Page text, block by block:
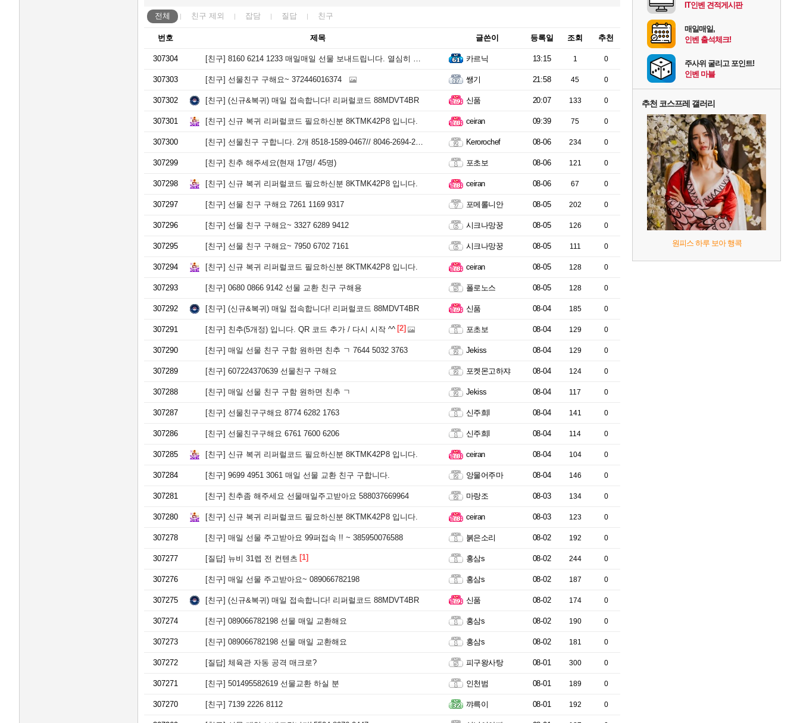
평
수
인
경
백
시
니
자
평
브
인
티
르
오
모
델
하
우
스
양
주
옥
정
티
포
인
대
수
인
이
트
성
산
루
시
니
처
4
7
전체 친구 제외 잡담 질답 친구
번호 제목 글쓴이 등록일 조회 추천
307304 [친구] 8160 6214 1233 매일매일 선물 보내드립니다. 열심히 할께요. 카르닉 13:15 1 0
307303 [친구] 선물친구 구해요~ 372446016374 쌩기 21:58 45 0
307302 [친구] (신규&복귀) 매일 접속합니다! 리퍼럴코드 88MDVT4BR 신품 20:07 133 0
307301 [친구] 신규 복귀 리퍼럴코드 필요하신분 8KTMK42P8 입니다. ceiran 09:39 75 0
307300 [친구] 선물친구 구합니다. 2개 8518-1589-0467// 8046-2694-2698 Kerorochef 08-06 234 0
307299 [친구] 친추 해주세요(현재 17명/ 45명) 포초보 08-06 121 0
307298 [친구] 신규 복귀 리퍼럴코드 필요하신분 8KTMK42P8 입니다. ceiran 08-06 67 0
307297 [친구] 선물 친구 구해요 7261 1169 9317 포메롤니안 08-05 202 0
307296 [친구] 선물 친구 구해요~ 3327 6289 9412 시크나망꿍 08-05 126 0
307295 [친구] 선물 친구 구해요~ 7950 6702 7161 시크나망꿍 08-05 111 0
307294 [친구] 신규 복귀 리퍼럴코드 필요하신분 8KTMK42P8 입니다. ceiran 08-05 128 0
307293 [친구] 0680 0866 9142 선물 교환 친구 구해용 폴로노스 08-05 128 0
307292 [친구] (신규&복귀) 매일 접속합니다! 리퍼럴코드 88MDVT4BR 신품 08-04 185 0
307291 [친구] 친추(5개정) 입니다. QR 코드 추가 / 다시 시작 ^^ [2] 포초보 08-04 129 0
307290 [친구] 매일 선물 친구 구함 원하면 친추 ㄱ 7644 5032 3763 Jekiss 08-04 129 0
307289 [친구] 607224370639 선물친구 구해요 포켓몬고하쟈 08-04 124 0
307288 [친구] 매일 선물 친구 구함 원하면 친추 ㄱ Jekiss 08-04 117 0
307287 [친구] 선물친구구해요 8774 6282 1763 신주희l 08-04 141 0
307286 [친구] 선물친구구해요 6761 7600 6206 신주희l 08-04 114 0
307285 [친구] 신규 복귀 리퍼럴코드 필요하신분 8KTMK42P8 입니다. ceiran 08-04 104 0
307284 [친구] 9699 4951 3061 매일 선물 교환 친구 구합니다. 앙물어주마 08-04 146 0
307281 [친구] 친추좀 해주세요 선물매일주고받아요 588037669964 마랑조 08-03 134 0
307280 [친구] 신규 복귀 리퍼럴코드 필요하신분 8KTMK42P8 입니다. ceiran 08-03 123 0
307278 [친구] 매일 선물 주고받아요 99퍼접속 !! ~ 385950076588 붉은소리 08-02 192 0
307277 [질답] 뉴비 31렙 전 컨텐츠 [1] 홍삼s 08-02 244 0
307276 [친구] 매일 선물 주고받아요~ 089066782198 홍삼s 08-02 187 0
307275 [친구] (신규&복귀) 매일 접속합니다! 리퍼럴코드 88MDVT4BR 신품 08-02 174 0
307274 [친구] 089066782198 선물 매일 교환해요 홍삼s 08-02 190 0
307273 [친구] 089066782198 선물 매일 교환해요 홍삼s 08-02 181 0
307272 [질답] 체육관 자동 공격 매크로? 피구왕사탕 08-01 300 0
307271 [친구] 501495582619 선물교환 하실 분 인천범 08-01 189 0
307270 [친구] 7139 2226 8112 꺄륵이 08-01 192 0
IT인벤 견적게시판
매일매일,
인벤 출석체크!
주사위 굴리고 포인트!
인벤 마블
추천 코스프레 갤러리
원피스 하루 보아 행콕